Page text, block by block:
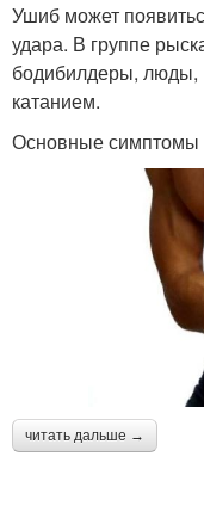
Ушиб может
удара. В группе
бодибилдеры, люды,
катанием.
Основные симптомы
читать дальше →